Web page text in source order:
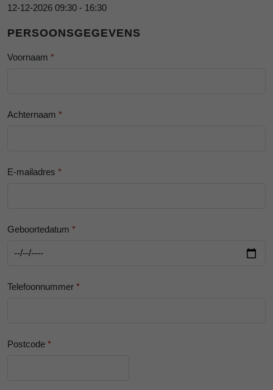
12-12-2026 09:30 - 16:30
PERSOONSGEGEVENS
Voornaam *
Achternaam *
E-mailadres *
Geboortedatum *
Telefoonnummer *
Postcode *